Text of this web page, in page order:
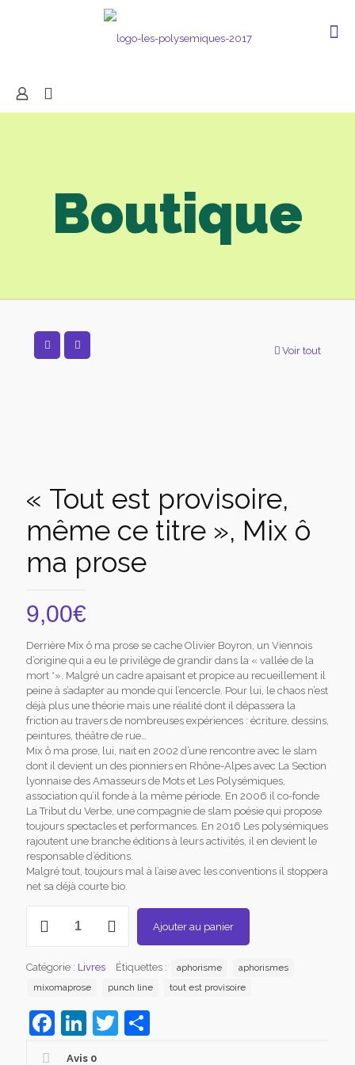
Boutique
Voir tout
« Tout est provisoire,
même ce titre », Mix ô
ma prose
9,00€
Derrière Mix ô ma prose se cache Olivier Boyron, un Viennois
d’origine qui a eu le privilège de grandir dans la « vallée de la
mort *». Malgré un cadre apaisant et propice au recueillement il
peine à s’adapter au monde qui l’encercle. Pour lui, le chaos n’est
déjà plus une théorie mais une réalité dont il dépassera la
friction au travers de nombreuses expériences : écriture, dessins,
peintures, théâtre de rue…
Mix ô ma prose, lui, nait en 2002 d’une rencontre avec le slam
dont il devient un des pionniers en Rhône-Alpes avec La Section
lyonnaise des Amasseurs de Mots et Les Polysémiques,
association qu’il fonde à la même période. En 2006 il co-fonde
La Tribut du Verbe, une compagnie de slam poésie qui propose
toujours spectacles et performances. En 2016 Les polysémiques
rajoutent une branche éditions à leurs activités, il en devient le
responsable d’éditions.
Malgré tout, toujours mal à l’aise avec les conventions il stoppera
net sa déjà courte bio.
provisoire,
même
titre",
Mix
Ajouter au panier
Catégorie : Livres Étiquettes : aphorisme
aphorismes
mixomaprose
punch line tout est provisoire
Facebook
LinkedIn
Twitter
Avis 0